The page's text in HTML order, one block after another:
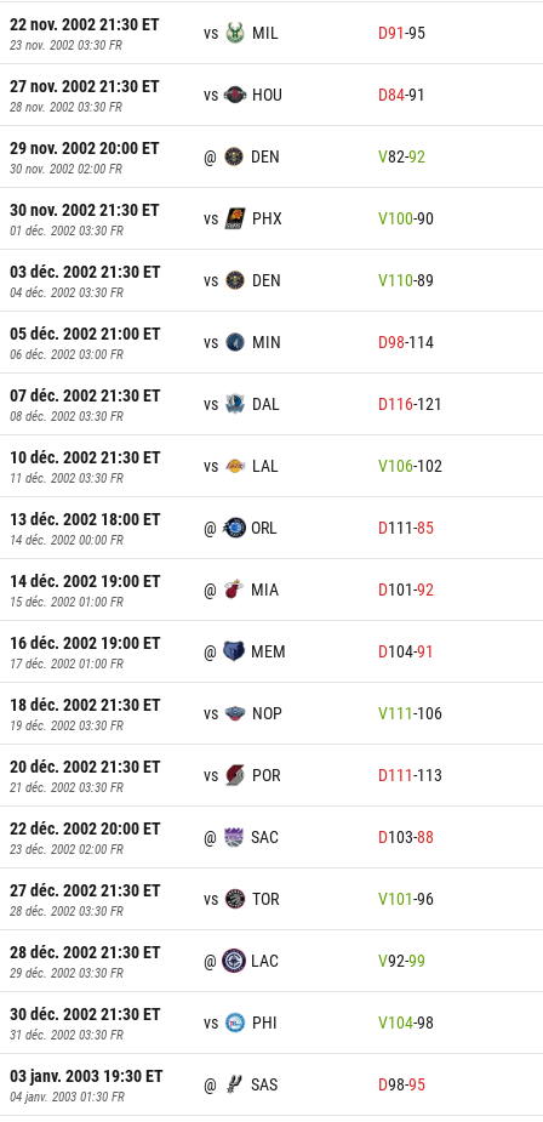
22 nov. 2002 21:30ET
23 nov. 2002 03:30 FR
vs MIL D91-95
27 nov. 2002 21:30ET
28 nov. 2002 03:30 FR
vs HOU D84-91
29 nov. 2002 20:00ET
30 nov. 2002 02:00 FR
@ DEN V82-92
30 nov. 2002 21:30ET
01 déc. 2002 03:30 FR
vs PHX V100-90
03 déc. 2002 21:30ET
04 déc. 2002 03:30 FR
vs DEN V110-89
05 déc. 2002 21:00ET
06 déc. 2002 03:00 FR
vs MIN D98-114
07 déc. 2002 21:30ET
08 déc. 2002 03:30 FR
vs DAL D116-121
10 déc. 2002 21:30ET
11 déc. 2002 03:30 FR
vs LAL V106-102
13 déc. 2002 18:00ET
14 déc. 2002 00:00 FR
@ ORL D111-85
14 déc. 2002 19:00ET
15 déc. 2002 01:00 FR
@ MIA D101-92
16 déc. 2002 19:00ET
17 déc. 2002 01:00 FR
@ MEM D104-91
18 déc. 2002 21:30ET
19 déc. 2002 03:30 FR
vs NOP V111-106
20 déc. 2002 21:30ET
21 déc. 2002 03:30 FR
vs POR D111-113
22 déc. 2002 20:00ET
23 déc. 2002 02:00 FR
@ SAC D103-88
27 déc. 2002 21:30ET
28 déc. 2002 03:30 FR
vs TOR V101-96
28 déc. 2002 21:30ET
29 déc. 2002 03:30 FR
@ LAC V92-99
30 déc. 2002 21:30ET
31 déc. 2002 03:30 FR
vs PHI V104-98
03 janv. 2003 19:30ET
04 janv. 2003 01:30 FR
@ SAS D98-95